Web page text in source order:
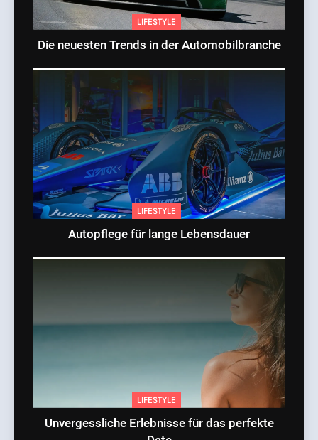
LIFESTYLE
Die neuesten Trends in der Automobilbranche
LIFESTYLE
Autopflege für lange Lebensdauer
LIFESTYLE
Unvergessliche Erlebnisse für das perfekte